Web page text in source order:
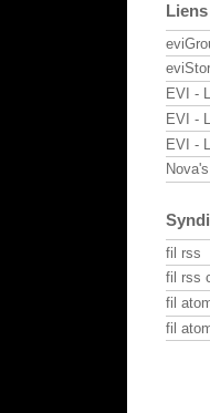
Liens
EVI -
EVI -
EVI -
fil rss
fil rss
fil
fil